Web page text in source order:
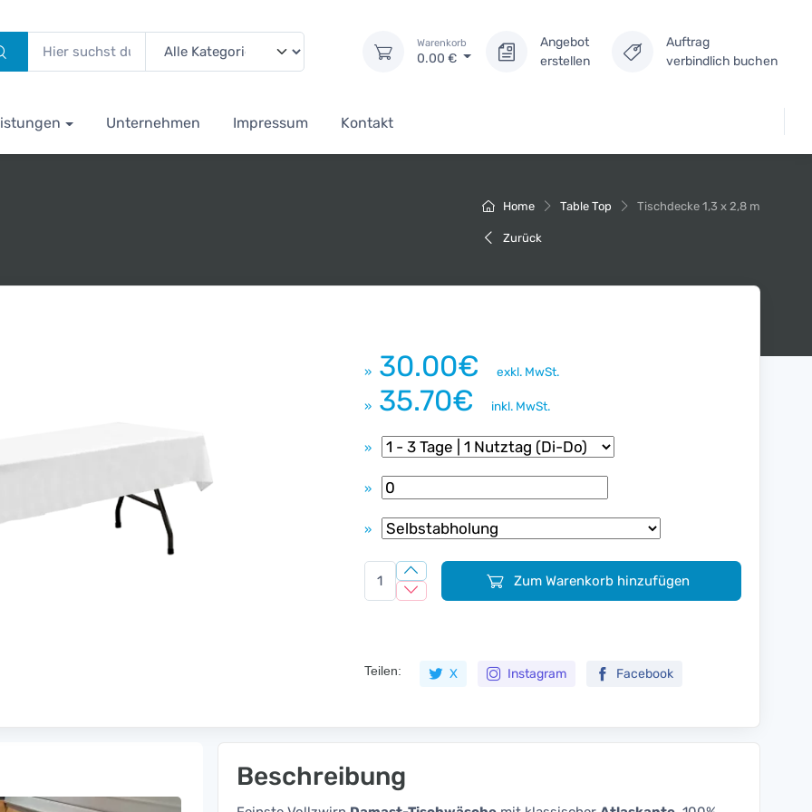
Warenkorb
0.00 €
Angebot
erstellen
Auftrag
verbindlich buchen
Unternehmen Impressum Kontakt
Home Table Top Tischdecke 1,3 x 2,8 m
Zurück
» 30.00€ exkl. MwSt.
» 35.70€ inkl. MwSt.
»
»
»
Zum Warenkorb hinzufügen
Teilen: X Instagram Facebook
Beschreibung